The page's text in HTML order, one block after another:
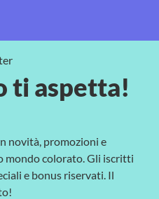
ti aspetta!
novità, promozioni e
mondo colorato. Gli iscritti
e bonus riservati. Il